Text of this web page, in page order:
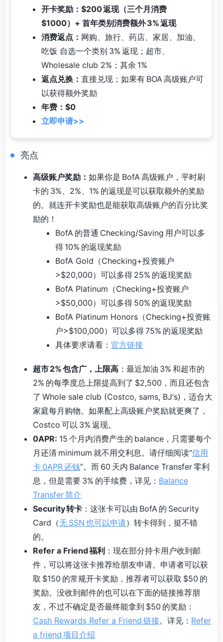
开卡奖励：$200 返现（三个月消费
$1000）+ 首年类别消费额外 3% 返现
消费返点： 网购、旅行、药店、家居、加油、
吃饭 自选一个类别 3% 返现；超市、
Wholesale club 2%；其余 1%
返点兑换： 直接兑现；如果有 BOA 高级账户可
以获得额外奖励
年费：$0
立即申请>>
亮点
高级账户奖励： 如果你是 BofA 高级账户，平时刷
卡的 3%、2%、1% 的返现是可以获取额外的奖励
的。就连开卡奖励也是能获取高级账户的百分比奖
励的！
BofA 的普通 Checking/Saving 用户可以多
得 10% 的返现奖励
BofA Gold（Checking+投资账户
>$20,000）可以多得 25% 的返现奖励
BofA Platinum（Checking+投资账户
>$50,000）可以多得 50% 的返现奖励
BofA Platinum Honors（Checking+投资账
户>$100,000）可以多得 75% 的返现奖励
具体要求请看： 官方链接
超市 2% 包含广，上限高 ：最近加油 3% 和超市的
2% 的每季度总上限提高到了 $2,500，而且还包含
了 Whole sale club (Costco, sams, BJ‘s)，适合大
家庭每月购物。如果配上高级账户奖励就更爽了，
Costco 可以 3% 返现。
0APR: 15 个月内消费产生的 balance，只需要每个
月还清 minimum 就不用交利息。请仔细阅读“信用
卡 0APR 还钱”。而 60 天内 Balance Transfer 零利
息，但是需要 3% 的手续费，详见： Balance
Transfer 简介
Security 转卡 ：这张卡可以由 BofA 的 Security
Card（无 SSN 也可以申请）转卡得到，挺不错
的。
Refer a Friend 福利 ：现在部分持卡用户收到邮
件，可以将这张卡推荐给朋友申请。申请者可以获
取 $150 的常规开卡奖励，推荐者可以获取 $50 的
奖励。没收到邮件的也可以在下面的链接推荐朋
友，不过不确定是否最终能拿到 $50 的奖励：
Cash Rewards Refer a Friend 链接。详见： Refer
a friend 项目介绍